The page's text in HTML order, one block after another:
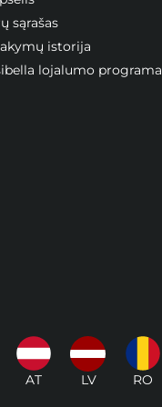
sąrašas
istorija
lojalumo programa
AT LV RO